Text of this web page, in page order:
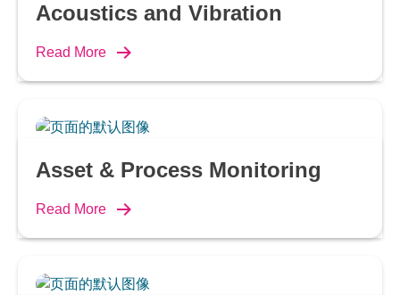
Acoustics and Vibration
Read More
Asset & Process Monitoring
Read More